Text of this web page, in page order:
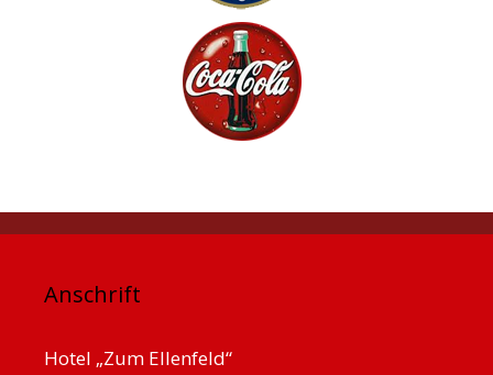
Anschrift
Hotel „Zum Ellenfeld“